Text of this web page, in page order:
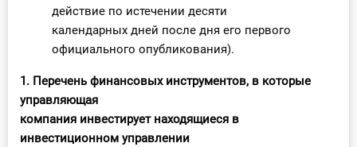
действие по истечении десяти
календарных дней после дня его первого
официального опубликования).
1. Перечень финансовых инструментов, в которые
управляющая
компания инвестирует находящиеся в
инвестиционном управлении